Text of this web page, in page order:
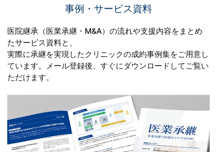
事例・サービス資料
医院継承（医業承継・M&A）の流れや支援内容をまとめ
たサービス資料と、
実際に承継を実現したクリニックの成約事例集をご用意し
ています。 メール登録後、すぐにダウンロードしてご覧い
ただけます。